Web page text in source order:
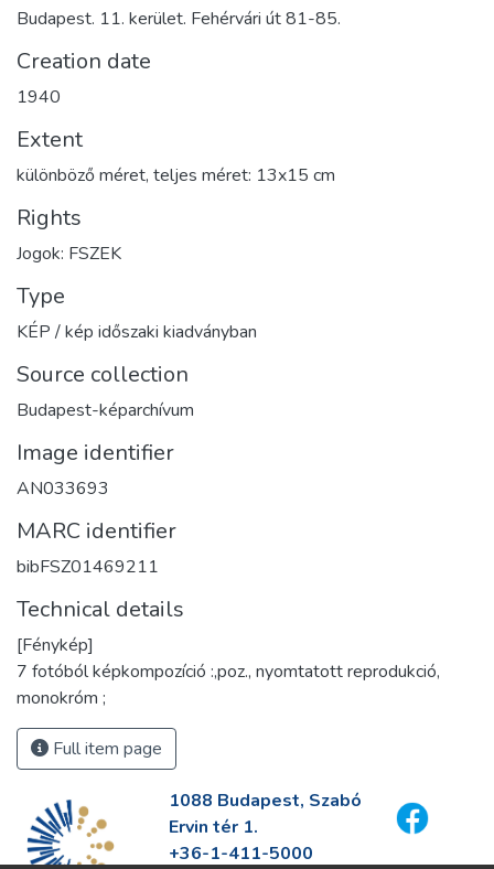
Budapest. 11. kerület. Fehérvári út 81-85.
Creation date
1940
Extent
különböző méret, teljes méret: 13x15 cm
Rights
Jogok: FSZEK
Type
KÉP / kép időszaki kiadványban
Source collection
Budapest-képarchívum
Image identifier
AN033693
MARC identifier
bibFSZ01469211
Technical details
[Fénykép]
7 fotóból képkompozíció :,poz., nyomtatott reprodukció,
monokróm ;
Full item page
1088 Budapest, Szabó
Ervin tér 1.
+36-1-411-5000